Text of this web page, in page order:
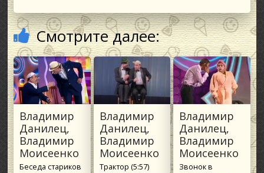
Смотрите далее:
Владимир
Данилец,
Владимир
Моисеенко
Беседа стариков
Владимир
Данилец,
Владимир
Моисеенко
Трактор (5:57)
Владимир
Данилец,
Владимир
Моисеенко
Звонок в